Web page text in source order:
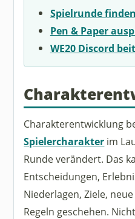
Spielrunde finden
Pen & Paper
WE20 Discord
Charakterentwicklung
Spielercharakter im
Runde verändert. Das
Entscheidungen,
Niederlagen, Ziele,
Regeln geschehen.